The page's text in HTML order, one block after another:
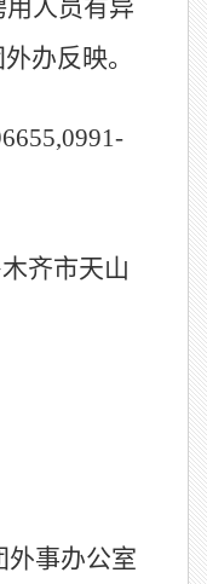
用人员有异
办反映。
齐市天山
外事办公室